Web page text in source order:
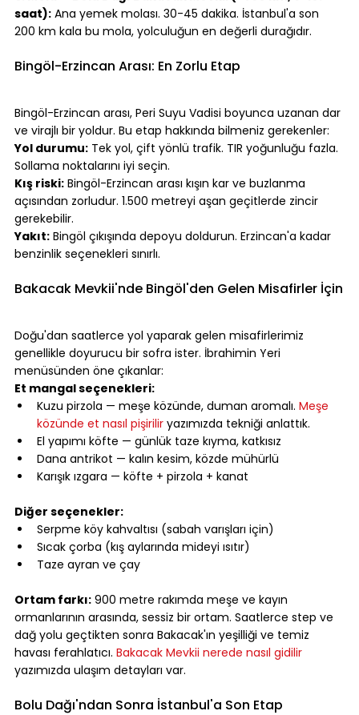
saat): Ana yemek molası. 30-45 dakika. İstanbul'a son
200 km kala bu mola, yolculuğun en değerli durağıdır.
Bingöl-Erzincan Arası: En Zorlu Etap
Bingöl-Erzincan arası, Peri Suyu Vadisi boyunca uzanan dar
ve virajlı bir yoldur. Bu etap hakkında bilmeniz gerekenler:
Yol durumu: Tek yol, çift yönlü trafik. TIR yoğunluğu fazla.
Sollama noktalarını iyi seçin.
Kış riski: Bingöl-Erzincan arası kışın kar ve buzlanma
açısından zorludur. 1.500 metreyi aşan geçitlerde zincir
gerekebilir.
Yakıt: Bingöl çıkışında depoyu doldurun. Erzincan'a kadar
benzinlik seçenekleri sınırlı.
Bakacak Mevkii'nde Bingöl'den Gelen Misafirler İçin
Doğu'dan saatlerce yol yaparak gelen misafirlerimiz
genellikle doyurucu bir sofra ister. İbrahimin Yeri
menüsünden öne çıkanlar:
Et mangal seçenekleri:
Kuzu pirzola — meşe közünde, duman aromalı. Meşe
közünde et nasıl pişirilir yazımızda tekniği anlattık.
El yapımı köfte — günlük taze kıyma, katkısız
Dana antrikot — kalın kesim, közde mühürlü
Karışık ızgara — köfte + pirzola + kanat
Diğer seçenekler:
Serpme köy kahvaltısı (sabah varışları için)
Sıcak çorba (kış aylarında mideyi ısıtır)
Taze ayran ve çay
Ortam farkı: 900 metre rakımda meşe ve kayın
ormanlarının arasında, sessiz bir ortam. Saatlerce step ve
dağ yolu geçtikten sonra Bakacak'ın yeşilliği ve temiz
havası ferahlatıcı. Bakacak Mevkii nerede nasıl gidilir
yazımızda ulaşım detayları var.
Bolu Dağı'ndan Sonra İstanbul'a Son Etap